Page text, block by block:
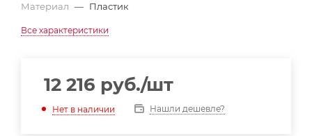
Материал — Пластик
Все характеристики
12 216 руб./шт
Нет в наличии Нашли дешевле?